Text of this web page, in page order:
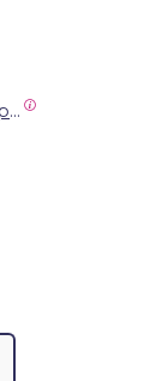
Hot Mobile, Partner, Pelephone